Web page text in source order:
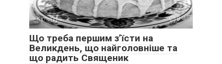
Культура 0
Що треба першим з’їсти на
Великдень, що найголовніше та
що радить Священик